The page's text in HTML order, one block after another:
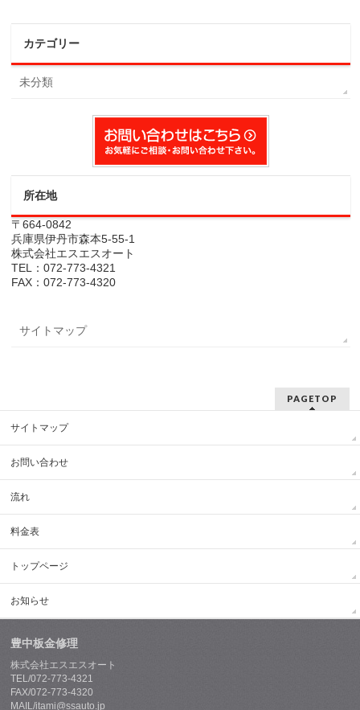
カテゴリー
未分類
所在地
〒664-0842
兵庫県伊丹市森本5-55-1
株式会社エスエスオート
TEL：072-773-4321
FAX：072-773-4320
サイトマップ
PAGETOP
サイトマップ
お問い合わせ
流れ
料金表
トップページ
お知らせ
豊中板金修理
株式会社エスエスオート
TEL/072-773-4321
FAX/072-773-4320
MAIL/itami@ssauto.jp